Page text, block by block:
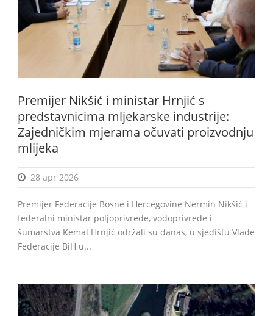
Premijer Nikšić i ministar Hrnjić s
predstavnicima mljekarske industrije:
Zajedničkim mjerama očuvati proizvodnju
mlijeka
28 apr 2026
Premijer Federacije Bosne i Hercegovine Nermin Nikšić i
federalni ministar poljoprivrede, vodoprivrede i
šumarstva Kemal Hrnjić održali su danas, u sjedištu Vlade
Federacije BiH u...